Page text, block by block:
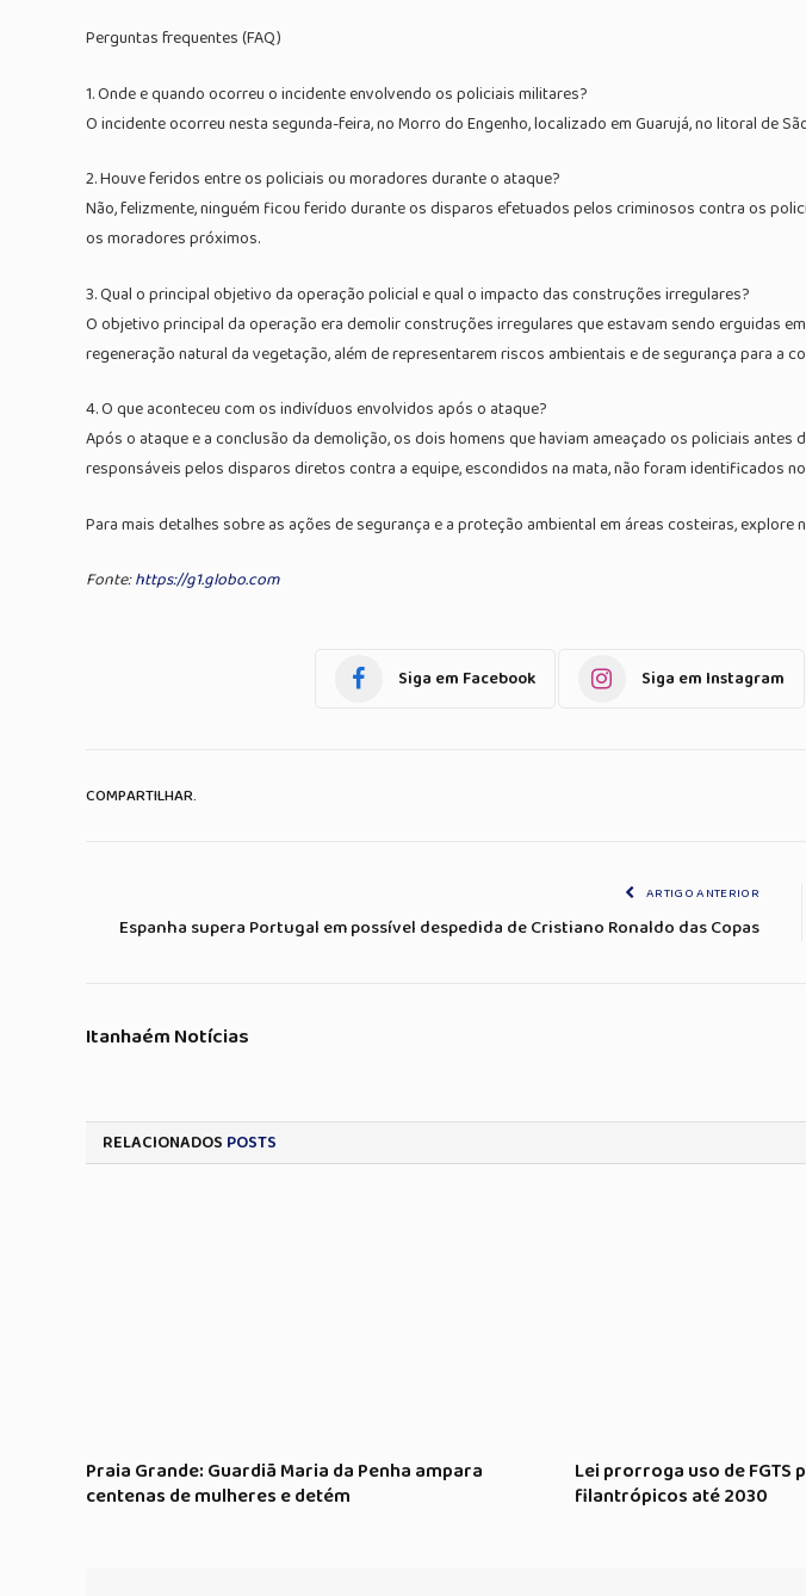
Perguntas frequentes (FAQ)
1. Onde e quando ocorreu o incidente envolvendo os policiais militares?
O incidente ocorreu nesta segunda-feira, no Morro do Engenho, localizado em Guarujá, no litoral de
2. Houve feridos entre os policiais ou moradores durante o ataque?
Não, felizmente, ninguém ficou ferido durante os disparos efetuados pelos criminosos contra os
os moradores próximos.
3. Qual o principal objetivo da operação policial e qual o impacto das construções irregulares?
O objetivo principal da operação era demolir construções irregulares que estavam sendo erguidas
regeneração natural da vegetação, além de representarem riscos ambientais e de segurança para a
4. O que aconteceu com os indivíduos envolvidos após o ataque?
Após o ataque e a conclusão da demolição, os dois homens que haviam ameaçado os policiais
responsáveis pelos disparos diretos contra a equipe, escondidos na mata, não foram identificados
Para mais detalhes sobre as ações de segurança e a proteção ambiental em áreas costeiras,
Fonte:https://g1.globo.com
Siga em Facebook Siga em Instagram
COMPARTILHAR.
ARTIGO ANTERIOR
Espanha supera Portugal em possível despedida de Cristiano Ronaldo das Copas
Itanhaém Notícias
RELACIONADOS POSTS
Praia Grande: Guardiã Maria da Penha ampara
centenas de mulheres e detém
Lei prorroga uso de FGTS
filantrópicos até 2030